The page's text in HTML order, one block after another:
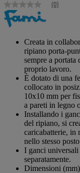
Nessuna
valutazione
Stesso
pagina.
(0)
Creata in
ripiano porta-
sempre a portata
proprio lavoro.
È dotato di una
collocato in
10x10 mm per
a pareti in legno
Installando i
del ripiano, si
caricabatterie, in
nello stesso
I ganci universali
separatamente.
Dimensioni